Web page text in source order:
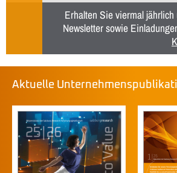
Erhalten Sie viermal
Newsletter sowie
Aktuelle